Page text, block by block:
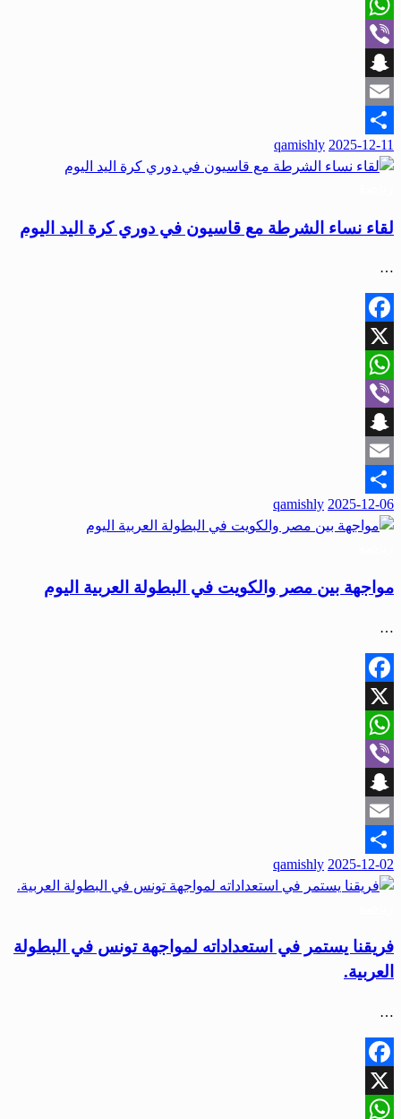
X
WhatsApp
Viber
Snapchat
Email
Share
2025-12-11
qamishly
لقاء نساء الشرطة مع قاسيون في دوري كرة اليد اليوم
…
Facebook
X
WhatsApp
Viber
Snapchat
Email
Share
2025-12-06
qamishly
مواجهة بين مصر والكويت في البطولة العربية اليوم
…
Facebook
X
WhatsApp
Viber
Snapchat
Email
Share
2025-12-02
qamishly
فريقنا يستمر في استعداداته لمواجهة تونس في البطولة
العربية.
…
Facebook
X